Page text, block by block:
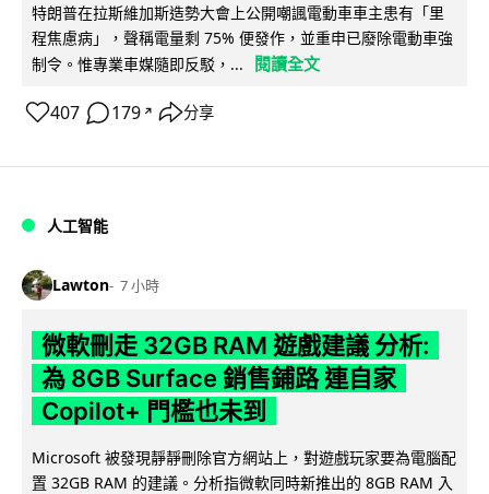
特朗普在拉斯維加斯造勢大會上公開嘲諷電動車車主患有「里
程焦慮病」，聲稱電量剩 75% 便發作，並重申已廢除電動車強
制令。惟專業車媒隨即反駁，...
閱讀全文
407 179 ↗ 分享
人工智能
Lawton 7 小時
微軟刪走 32GB RAM 遊戲建議 分析:
為 8GB Surface 銷售鋪路 連自家
Copilot+ 門檻也未到
Microsoft 被發現靜靜刪除官方網站上，對遊戲玩家要為電腦配
置 32GB RAM 的建議。分析指微軟同時新推出的 8GB RAM 入